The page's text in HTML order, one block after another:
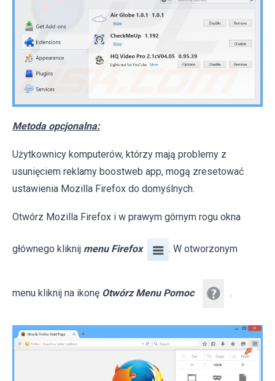
Metoda opcjonalna:
Użytkownicy komputerów, którzy mają problemy z
usunięciem reklamy boostweb app, mogą zresetować
ustawienia Mozilla Firefox do domyślnych.
Otwórz Mozilla Firefox i w prawym górnym rogu okna
głównego kliknij menu Firefox . W otworzonym
menu kliknij na ikonę Otwórz Menu Pomoc .